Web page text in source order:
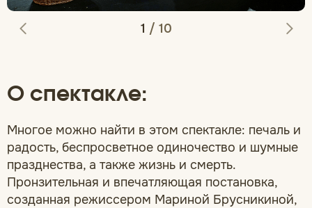
1 / 10
О спектакле:
Многое можно найти в этом спектакле: печаль и
радость, беспросветное одиночество и шумные
празднества, а также жизнь и смерть.
Пронзительная и впечатляющая постановка,
созданная режиссером Мариной Брусникиной,